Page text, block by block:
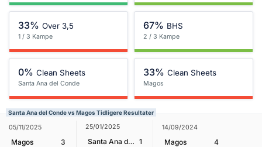
33% Over 3,5
1 / 3 Kampe
67% BHS
2 / 3 Kampe
0% Clean Sheets
Santa Ana del Conde
33% Clean Sheets
Magos
Santa Ana del Conde vs Magos Tidligere Resultater
05/11/2025
Magos
3
25/01/2025
Santa Ana del Conde 1
14/09/2024
Magos
4